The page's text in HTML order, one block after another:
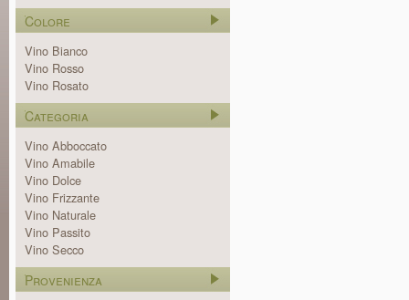
Colore
Vino Bianco
Vino Rosso
Vino Rosato
Categoria
Vino Abboccato
Vino Amabile
Vino Dolce
Vino Frizzante
Vino Naturale
Vino Passito
Vino Secco
Provenienza